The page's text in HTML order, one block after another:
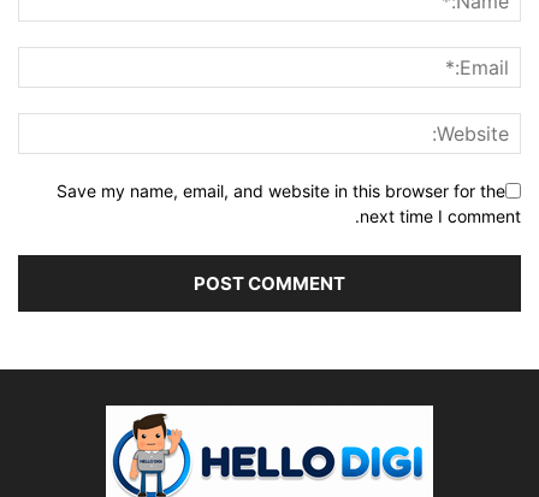
Save my name, email, and website in this browser for the
next time I comment.